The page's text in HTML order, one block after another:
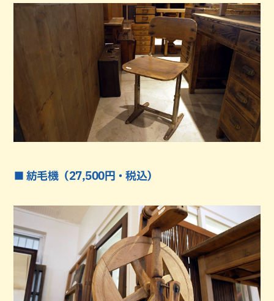
■ 紡毛機（27,500円・税込）